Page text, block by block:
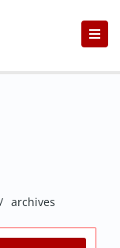
/ archives